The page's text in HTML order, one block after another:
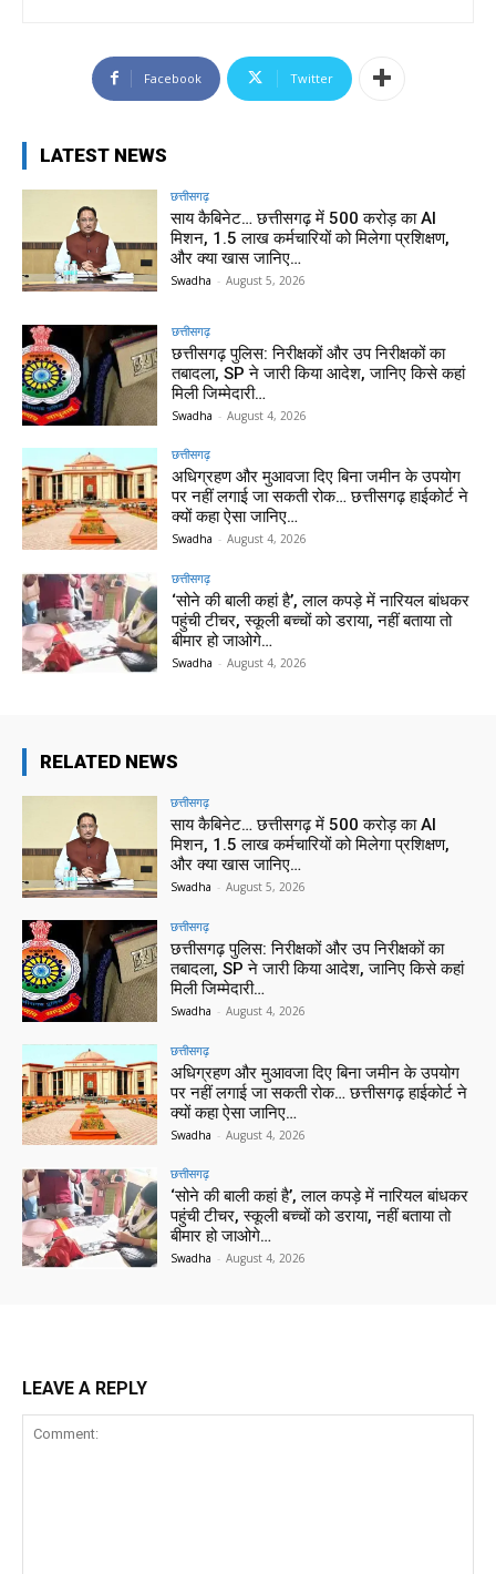
Facebook Twitter
LATEST NEWS
छत्तीसगढ़
साय कैबिनेट… छत्तीसगढ़ में 500 करोड़ का AI
मिशन, 1.5 लाख कर्मचारियों को मिलेगा प्रशिक्षण,
और क्या खास जानिए…
Swadha - August 5, 2026
छत्तीसगढ़
छत्तीसगढ़ पुलिस: निरीक्षकों और उप निरीक्षकों का
तबादला, SP ने जारी किया आदेश, जानिए किसे कहां
मिली जिम्मेदारी…
Swadha - August 4, 2026
छत्तीसगढ़
अधिग्रहण और मुआवजा दिए बिना जमीन के उपयोग
पर नहीं लगाई जा सकती रोक… छत्तीसगढ़ हाईकोर्ट ने
क्यों कहा ऐसा जानिए…
Swadha - August 4, 2026
छत्तीसगढ़
‘सोने की बाली कहां है’, लाल कपड़े में नारियल बांधकर
पहुंची टीचर, स्कूली बच्चों को डराया, नहीं बताया तो
बीमार हो जाओगे…
Swadha - August 4, 2026
RELATED NEWS
छत्तीसगढ़
साय कैबिनेट… छत्तीसगढ़ में 500 करोड़ का AI
मिशन, 1.5 लाख कर्मचारियों को मिलेगा प्रशिक्षण,
और क्या खास जानिए…
Swadha - August 5, 2026
छत्तीसगढ़
छत्तीसगढ़ पुलिस: निरीक्षकों और उप निरीक्षकों का
तबादला, SP ने जारी किया आदेश, जानिए किसे कहां
मिली जिम्मेदारी…
Swadha - August 4, 2026
छत्तीसगढ़
अधिग्रहण और मुआवजा दिए बिना जमीन के उपयोग
पर नहीं लगाई जा सकती रोक… छत्तीसगढ़ हाईकोर्ट ने
क्यों कहा ऐसा जानिए…
Swadha - August 4, 2026
छत्तीसगढ़
‘सोने की बाली कहां है’, लाल कपड़े में नारियल बांधकर
पहुंची टीचर, स्कूली बच्चों को डराया, नहीं बताया तो
बीमार हो जाओगे…
Swadha - August 4, 2026
LEAVE A REPLY